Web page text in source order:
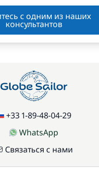
с одним из наших
консультантов
+33 1-89-48-04-29
WhatsApp
Связаться с нами